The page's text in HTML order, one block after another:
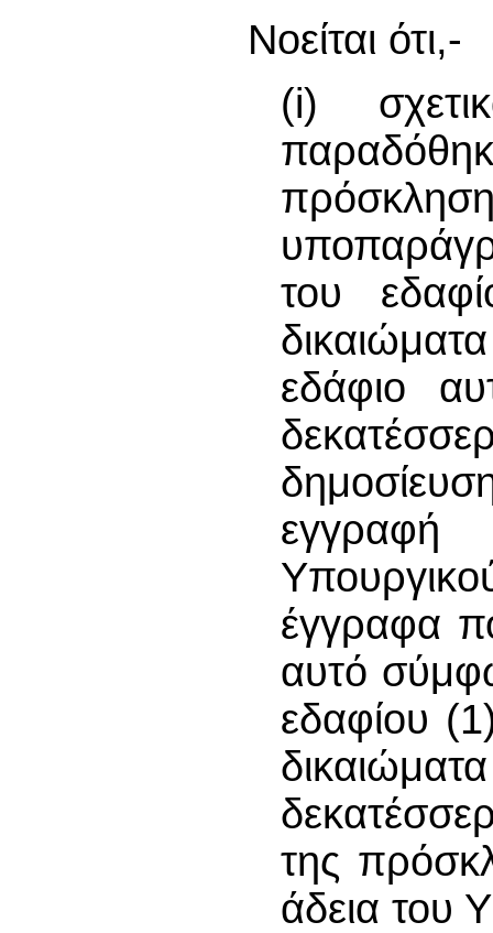
Νοείται ότι,-
(i)
του
εδάφιο
έγγραφα
αυτό
εδαφίου
της
άδεια του